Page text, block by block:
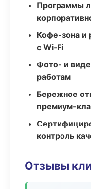
Программы
Кофе-зона и
с Wi‑Fi
Фото- и
работам
Бережное
премиум-
контроль
Отзывы